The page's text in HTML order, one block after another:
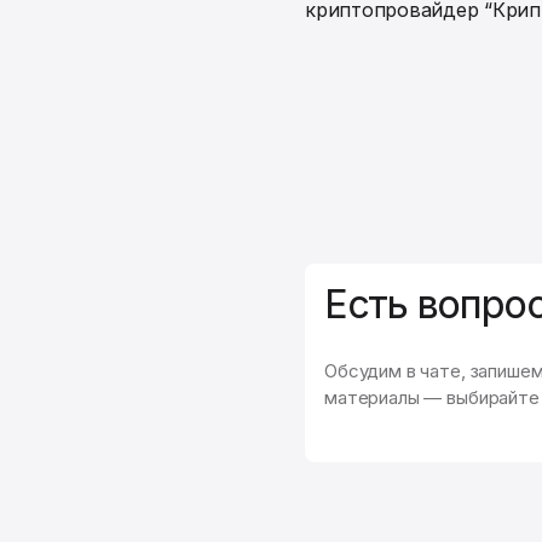
криптопровайдер
Есть
Обсудим в чате,
материалы — выбирайте